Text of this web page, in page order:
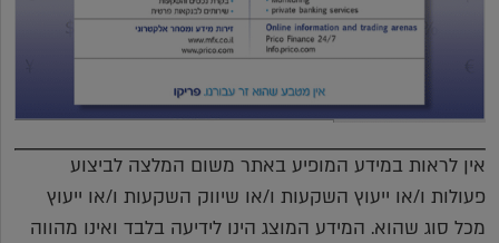
אין לראות במידע המופיע באתר משום המלצה לביצוע
פעולות ו/או ייעוץ השקעות ו/או שיווק השקעות ו/או ייעוץ
מכל סוג שהוא. המידע המוצג הינו לידיעה בלבד ואינו מהווה